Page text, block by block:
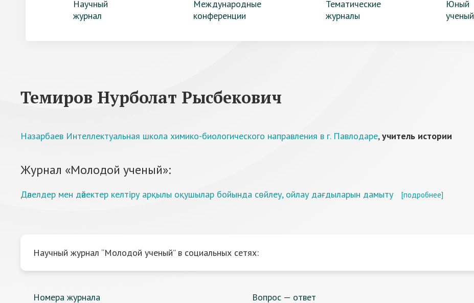
Научный
журнал
Международные
конференции
Тематические
журналы
Юный
ученый
Темиров Нурболат Рысбекович
Назарбаев Интеллектуальная школа химико-биологического направления в г. Павлодаре,учитель истории
Журнал «Молодой ученый»:
Дәлелдер мен дәйектер келтіру арқылы оқушылар бойында сөйлеу, ойлау дағдыларын дамыту [подробнее]
Научный журнал “Молодой ученый” в социальных сетях:
Номера журнала Вопрос — ответ